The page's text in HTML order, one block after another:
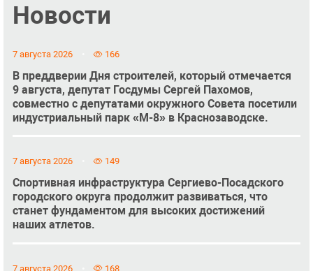
Новости
7 августа 2026 166
В преддверии Дня строителей, который отмечается
9 августа, депутат Госдумы Сергей Пахомов,
совместно с депутатами окружного Совета посетили
индустриальный парк «М-8» в Краснозаводске.
7 августа 2026 149
Спортивная инфраструктура Сергиево-Посадского
городского округа продолжит развиваться, что
станет фундаментом для высоких достижений
наших атлетов.
7 августа 2026 168